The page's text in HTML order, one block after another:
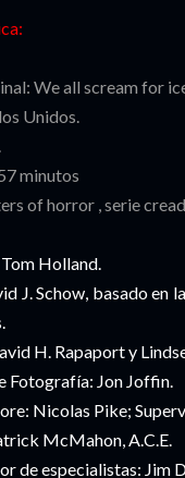
We all scream for
Unidos.
minutos
of horror , serie
Holland.
J. Schow, basado en
H. Rapaport y
Fotografía: Jon Joffin.
Nicolas Pike;
McMahon, A.C.E.
de especialistas: Jim